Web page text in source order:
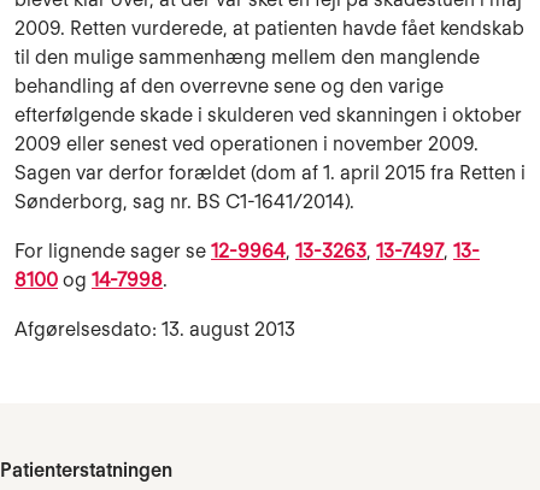
2009. Retten vurderede, at patienten havde fået kendskab
til den mulige sammenhæng mellem den manglende
behandling af den overrevne sene og den varige
efterfølgende skade i skulderen ved skanningen i oktober
2009 eller senest ved operationen i november 2009.
Sagen var derfor forældet (dom af 1. april 2015 fra Retten i
Sønderborg, sag nr. BS C1-1641/2014).
For lignende sager se 12-9964, 13-3263, 13-7497, 13-
8100 og 14-7998.
Afgørelsesdato: 13. august 2013
Patienterstatningen